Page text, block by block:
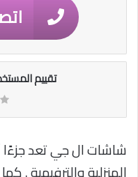
تقييم
شاشات ال جي تعد جزءًا
المنزلية والترفيهية .